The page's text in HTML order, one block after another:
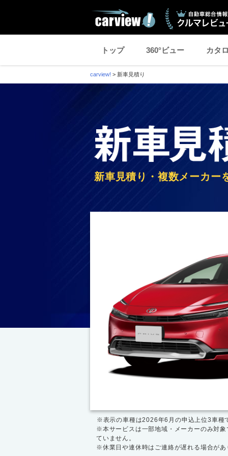
トップ 360°ビュー カタ
carview! > 新車見積り
新車見積り・複数メーカー
※表示の車種は2026年6月の申込上位3車種
※本サービスは一部地域・メーカーのみ対象
ていません。
※休業日や連休時はご連絡が遅れる場合があ